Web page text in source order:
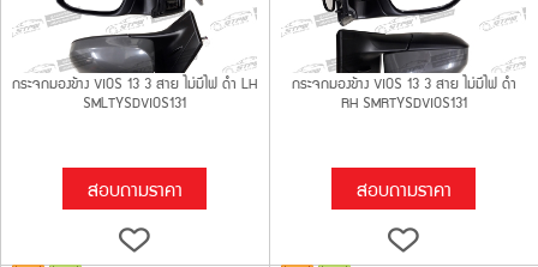
กระจกมองข้าง VIOS 13 3 สาย ไม่มีไฟ ดำ LH
SMLTYSDVIOS131
สอบถามราคา
กระจกมองข้าง VIOS 13 3 สาย ไม่มีไฟ ดำ
RH SMRTYSDVIOS131
สอบถามราคา